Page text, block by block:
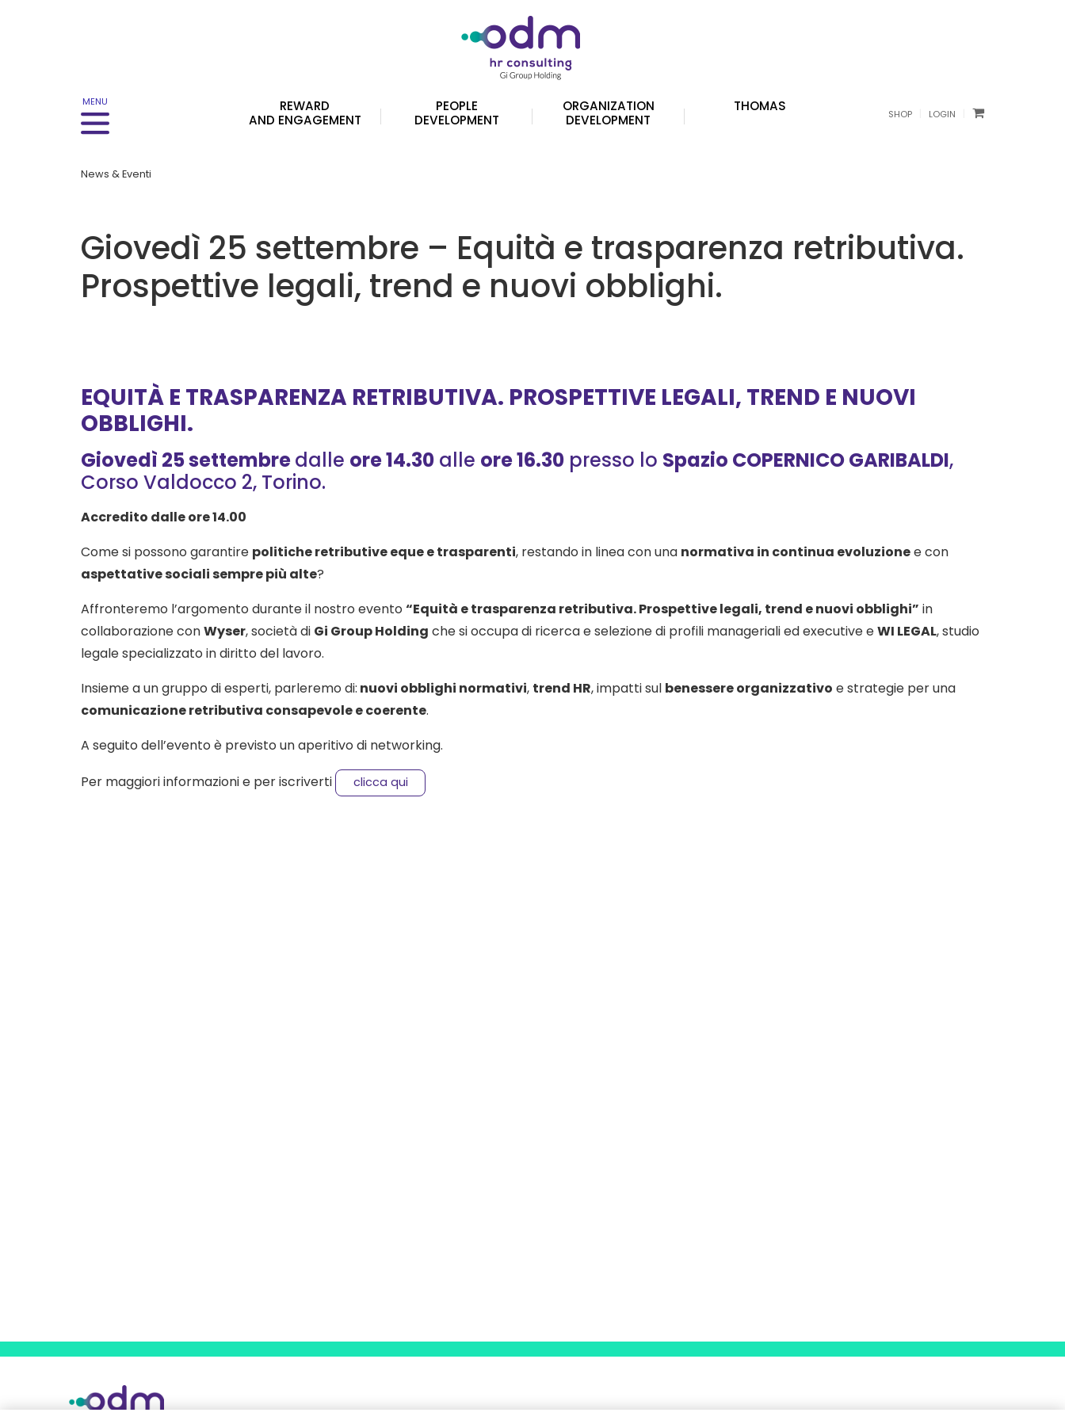
Menu principale
MENU
REWARD
AND ENGAGEMENT
PEOPLE
DEVELOPMENT
ORGANIZATION
DEVELOPMENT
THOMAS SHOP LOGIN
News & Eventi
Giovedì 25 settembre – Equità e trasparenza retributiva.
Prospettive legali, trend e nuovi obblighi.
EQUITÀ E TRASPARENZA RETRIBUTIVA. PROSPETTIVE LEGALI, TREND E NUOVI
OBBLIGHI.
Giovedì 25 settembredalle ore 14.30 alle ore 16.30 presso lo Spazio COPERNICO GARIBALDI,
Corso Valdocco 2, Torino.
Accredito dalle ore 14.00
Come si possono garantire politiche retributive eque e trasparenti, restando in linea con una normativa in continua evoluzionee con
aspettative sociali sempre più alte?
Affronteremo l’argomento durante il nostro evento “Equità e trasparenza retributiva. Prospettive legali, trend e nuovi obblighi” in
collaborazione conWyser, società di Gi Group Holding che si occupa di ricerca e selezione di profili manageriali ed executive eWI LEGAL, studio
legale specializzato in diritto del lavoro.
Insieme a un gruppo di esperti, parleremo di: nuovi obblighi normativi, trend HR, impatti sul benessere organizzativo e strategie per una
comunicazione retributiva consapevole e coerente.
A seguito dell’evento è previsto un aperitivo di networking.
Per maggiori informazioni e per iscriverti clicca qui